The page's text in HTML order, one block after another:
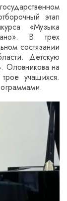
этап
«Музыка
В трех
состязании
Детскую
Оловникова на
учащихся.